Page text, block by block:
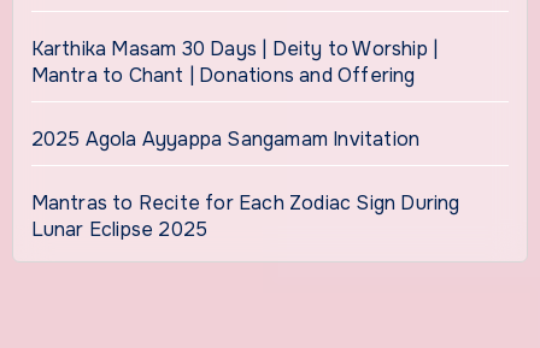
Karthika Masam 30 Days | Deity to Worship |
Mantra to Chant | Donations and Offering
2025 Agola Ayyappa Sangamam Invitation
Mantras to Recite for Each Zodiac Sign During
Lunar Eclipse 2025